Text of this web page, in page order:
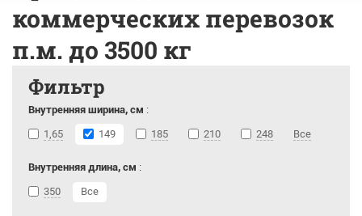
коммерческих перевозок
п.м. до 3500 кг
Фильтр
Внутренняя ширина, см :
1,65
149 185 210 248 Все
Внутренняя длина, см :
350
Все